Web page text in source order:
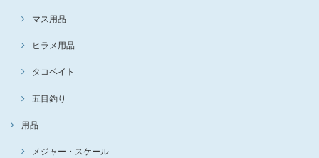
マス用品
ヒラメ用品
タコベイト
五目釣り
用品
メジャー・スケール